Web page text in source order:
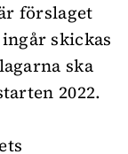
förslaget
skickas
ska
2022.